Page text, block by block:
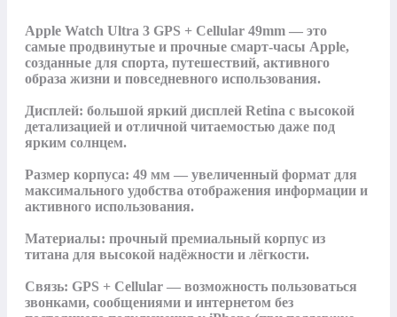
Apple Watch Ultra 3 GPS + Cellular 49mm — это
самые продвинутые и прочные смарт-часы Apple,
созданные для спорта, путешествий, активного
образа жизни и повседневного использования.
Дисплей: большой яркий дисплей Retina с высокой
детализацией и отличной читаемостью даже под
ярким солнцем.
Размер корпуса: 49 мм — увеличенный формат для
максимального удобства отображения информации и
активного использования.
Материалы: прочный премиальный корпус из
титана для высокой надёжности и лёгкости.
Связь: GPS + Cellular — возможность пользоваться
звонками, сообщениями и интернетом без